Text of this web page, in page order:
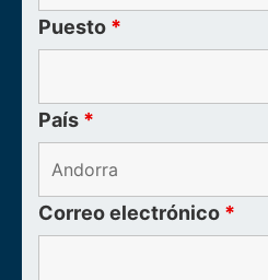
Puesto *
País *
Correo electrónico *